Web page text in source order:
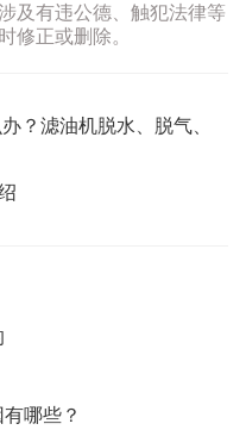
及有违公德、触犯法律等
修正或删除。
？滤油机脱水、脱气、
哪些？